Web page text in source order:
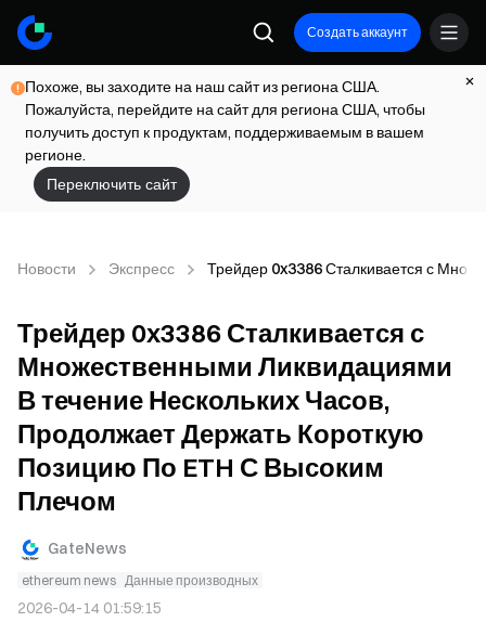
Создать аккаунт
Похоже, вы заходите на наш сайт из региона США.
Пожалуйста, перейдите на сайт для региона США, чтобы
получить доступ к продуктам, поддерживаемым в вашем
регионе.
Переключить сайт
Новости Экспресс Трейдер 0x3386 Сталкивается с
Трейдер 0x3386 Сталкивается с
Множественными Ликвидациями
В течение Нескольких Часов,
Продолжает Держать Короткую
Позицию По ETH С Высоким
Плечом
GateNews
ethereum news Данные производных
2026-04-14 01:59:15